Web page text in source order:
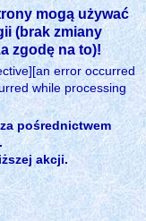
mogą używać
(brak zmiany
zgodę na to)!
error occurred
while processing
pośrednictwem
akcji.